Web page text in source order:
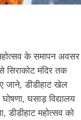
के समापन अवसर
सिराकोट मंदिर तक
जाने, डीडीहाट खेल
घसाड़ विद्यालय
डीडीहाट महोत्सव को